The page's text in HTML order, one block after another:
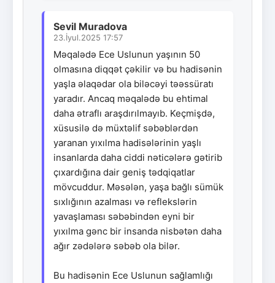
Sevil Muradova
23.İyul.2025 17:57
Məqalədə Ece Uslunun yaşının 50
olmasına diqqət çəkilir və bu hadisənin
yaşla əlaqədar ola biləcəyi təəssüratı
yaradır. Ancaq məqalədə bu ehtimal
daha ətraflı araşdırılmayıb. Keçmişdə,
xüsusilə də müxtəlif səbəblərdən
yaranan yıxılma hadisələrinin yaşlı
insanlarda daha ciddi nəticələrə gətirib
çıxardığına dair geniş tədqiqatlar
mövcuddur. Məsələn, yaşa bağlı sümük
sıxlığının azalması və reflekslərin
yavaşlaması səbəbindən eyni bir
yıxılma gənc bir insanda nisbətən daha
ağır zədələrə səbəb ola bilər.
Bu hadisənin Ece Uslunun sağlamlığı